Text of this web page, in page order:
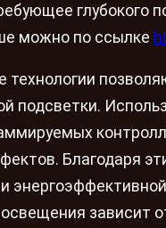
глубокого
можно по ссылке
технологии
подсветки.
Благодаря
и
освещения зависит